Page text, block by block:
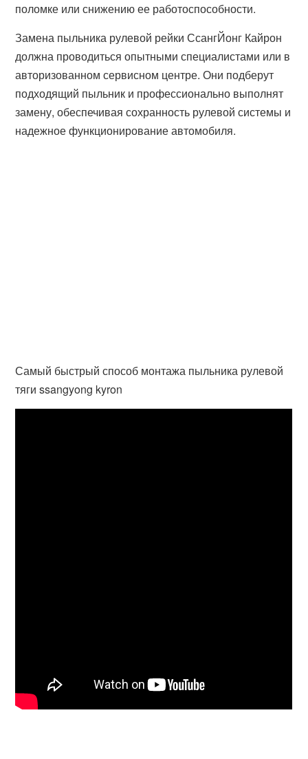
поломке или снижению ее работоспособности.
Замена пыльника рулевой рейки СсангЙонг Кайрон
должна проводиться опытными специалистами или в
авторизованном сервисном центре. Они подберут
подходящий пыльник и профессионально выполнят
замену, обеспечивая сохранность рулевой системы и
надежное функционирование автомобиля.
Самый быстрый способ монтажа пыльника рулевой
тяги ssangyong kyron